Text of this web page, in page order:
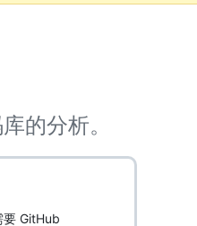
的分析。
GitHub